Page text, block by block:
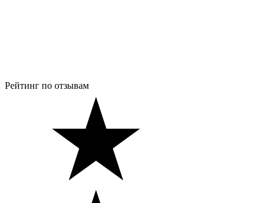
Рейтинг по отзывам